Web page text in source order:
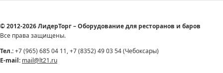
© 2012-2026 ЛидерТорг – Оборудование для ресторанов и баров
Все права защищены.
Тел.:+7 (965) 685 04 11, +7 (8352) 49 03 54 (Чебоксары)
E-mail: mail@lt21.ru